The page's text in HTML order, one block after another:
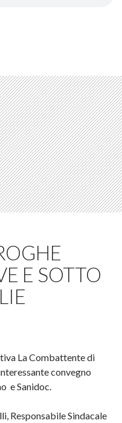
E SOTTO
La Combattente di
convegno
e Sanidoc.
Responsabile Sindacale